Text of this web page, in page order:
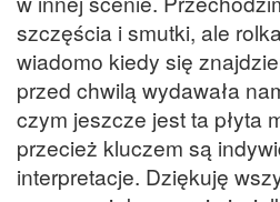
szczęścia i smutki, ale
wiadomo kiedy się
przed chwilą wydawała
czym jeszcze jest ta płyta
przecież kluczem są
interpretacje. Dziękuję